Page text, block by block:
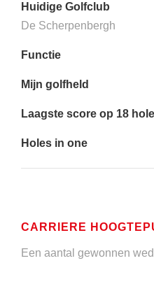
Huidige Golfclub
De Scherpenbergh
Functie
Mijn golfheld
Laagste score op 18
Holes in one
CARRIERE
Een aantal gewonnen